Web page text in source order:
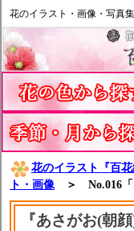
花のイラスト・画像・写真
花のイラスト『百
ト・画像 ＞ No.016「
『あさがお(朝